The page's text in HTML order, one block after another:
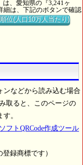
、愛知県の『3,241ヶ
細は、下記のボタンで確認
位(人口10万人当たり)
ンなどから読み込む場合
取ると、このページの
。
フトQRCode作成ツール
録商標です）